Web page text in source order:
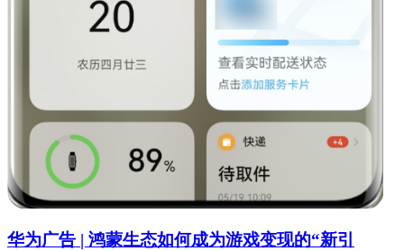
华为广告 | 鸿蒙生态如何成为游戏变现的“新引